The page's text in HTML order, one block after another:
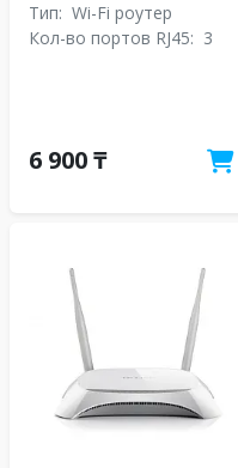
Тип: Wi-Fi роутер
Кол-во портов RJ45: 3
6 900 ₸